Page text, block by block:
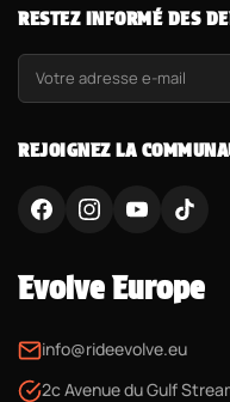
RESTEZ INFORMÉ DES
REJOIGNEZ LA
Evolve Europe
info@rideevolve.eu
2c Avenue du Gulf